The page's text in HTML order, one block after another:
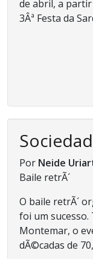
de abril, a partir
3Âª Festa da
Por Neide
Baile retrÃ´
O baile retrÃ´
foi um sucesso.
Montemar, o
dÃ©cadas de